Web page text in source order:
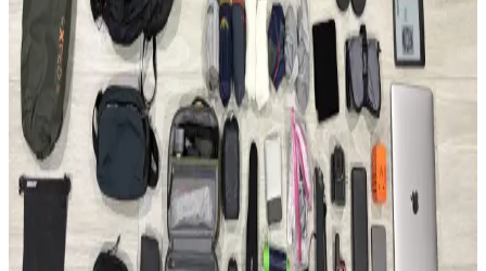
Evergoods CPL16, su şişesi cebi olmadan tasarım bütünlüğü ve
kullanım kolaylığı sunar. 16 litrelik kapasitesi, dayanıklı malzemesi
ve dengeli yapısıyla günlük kullanım ve kısa seyahatler için
uygundur.
Able Carry Max EDC ve Aer Travel Pack 4 28L (X-
Pac) Sırt Çantası Karşılaştırması
Able Carry Max EDC ve Aer Travel Pack 4 28L sırt çantaları,
malzeme kalitesi, taşıma konforu ve organizasyon özellikleriyle
günlük kullanım ve seyahat ihtiyaçlarına farklı çözümler sunuyor.
50 Günlük Güney Avrupa Seyahati İçin Minimalist